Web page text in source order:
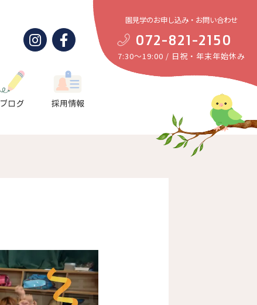
園見学のお申し込み・お問い合わせ
072-821-2150
7:30～19:00 / 日祝・年末年始休み
ブログ 採用情報